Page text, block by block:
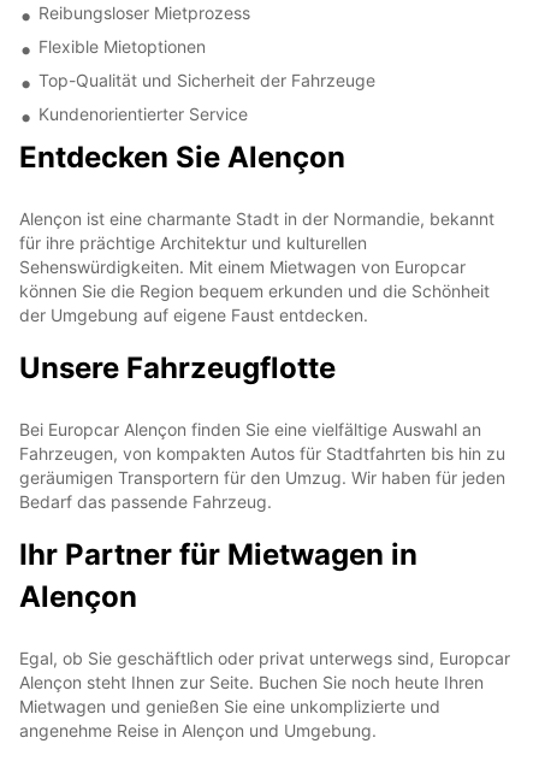
Reibungsloser Mietprozess
Flexible Mietoptionen
Top-Qualität und Sicherheit der Fahrzeuge
Kundenorientierter Service
Entdecken Sie Alençon
Alençon ist eine charmante Stadt in der Normandie, bekannt
für ihre prächtige Architektur und kulturellen
Sehenswürdigkeiten. Mit einem Mietwagen von Europcar
können Sie die Region bequem erkunden und die Schönheit
der Umgebung auf eigene Faust entdecken.
Unsere Fahrzeugflotte
Bei Europcar Alençon finden Sie eine vielfältige Auswahl an
Fahrzeugen, von kompakten Autos für Stadtfahrten bis hin zu
geräumigen Transportern für den Umzug. Wir haben für jeden
Bedarf das passende Fahrzeug.
Ihr Partner für Mietwagen in
Alençon
Egal, ob Sie geschäftlich oder privat unterwegs sind, Europcar
Alençon steht Ihnen zur Seite. Buchen Sie noch heute Ihren
Mietwagen und genießen Sie eine unkomplizierte und
angenehme Reise in Alençon und Umgebung.